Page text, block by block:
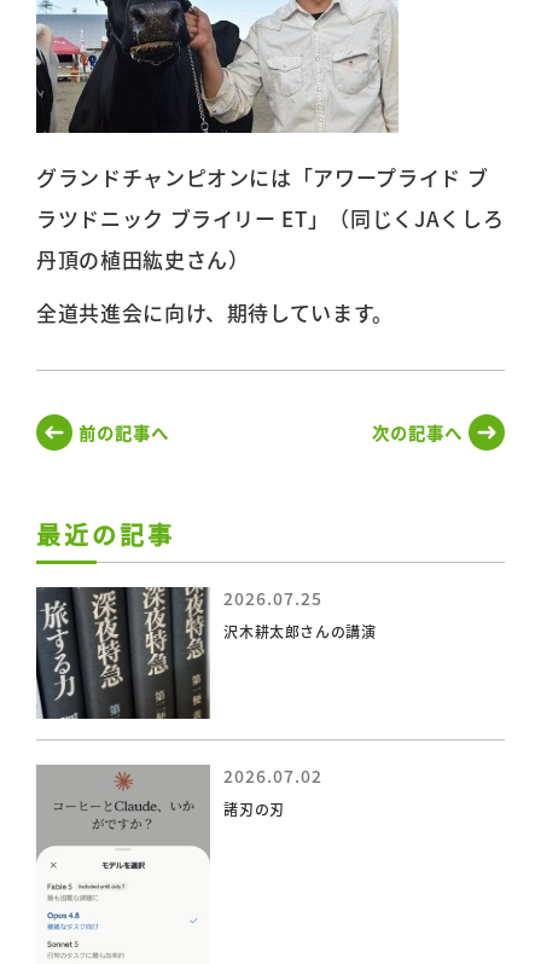
グランドチャンピオンには「アワープライド ブ
ラツドニック ブライリー ET」（同じくJAくしろ
丹頂の植田紘史さん）
全道共進会に向け、期待しています。
前の記事へ 次の記事へ
最近の記事
2026.07.25
沢木耕太郎さんの講演
2026.07.02
諸刃の刃